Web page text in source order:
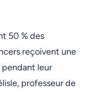
50 % des
reçoivent une
leur
professeur de